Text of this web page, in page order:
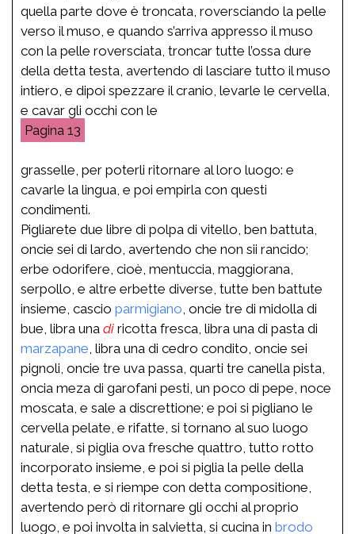
quella parte dove è troncata, roversciando la pelle
verso il muso, e quando s’arriva appresso il muso
con la pelle roversciata, troncar tutte l’ossa dure
della detta testa, avertendo di lasciare tutto il muso
intiero, e dipoi spezzare il cranio, levarle le cervella,
e cavar gli occhi con le
13
grasselle, per poterli ritornare al loro luogo: e
cavarle la lingua, e poi empirla con questi
condimenti.
Pigliarete due libre di polpa di vitello, ben battuta,
oncie sei di lardo, avertendo che non sii rancido;
erbe odorifere, cioè, mentuccia, maggiorana,
serpollo, e altre erbette diverse, tutte ben battute
insieme, cascio parmigiano , oncie tre di midolla di
bue, libra una di ricotta fresca, libra una di pasta di
marzapane , libra una di cedro condito, oncie sei
pignoli, oncie tre uva passa, quarti tre canella pista,
oncia meza di garofani pesti, un poco di pepe, noce
moscata, e sale a discrettione; e poi si pigliano le
cervella pelate, e rifatte, si tornano al suo luogo
naturale, si piglia ova fresche quattro, tutto rotto
incorporato insieme, e poi si piglia la pelle della
detta testa, e si riempe con detta compositione,
avertendo però di ritornare gli occhi al proprio
luogo, e poi involta in salvietta, si cucina in brodo